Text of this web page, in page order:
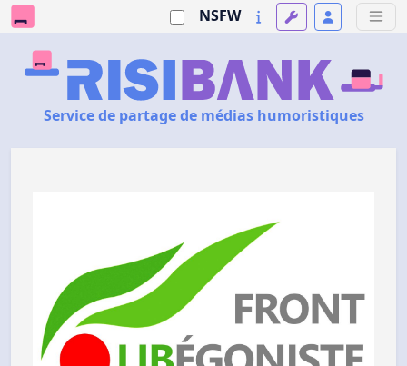
NSFW
Service de partage de médias humoristiques